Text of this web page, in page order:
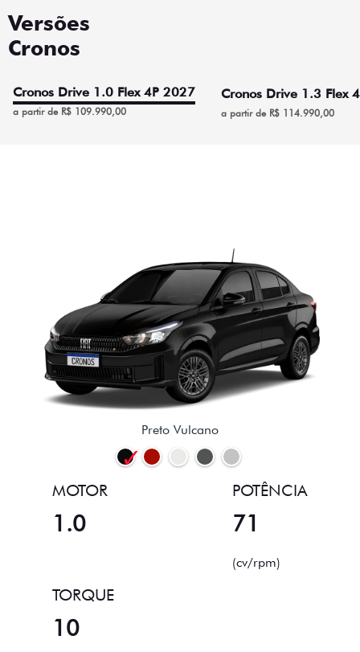
Versões
Cronos
Cronos Drive 1.0 Flex 4P 2027
a partir de R$ 109.990,00
Cronos Drive 1.3 Flex
a partir de R$ 114.990,00
Preto Vulcano
MOTOR
1.0
POTÊNCIA
71
(cv/rpm)
TORQUE
10